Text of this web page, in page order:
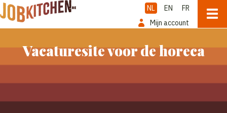
NL EN
FR
Mijn account
Vacaturesite voor de horeca